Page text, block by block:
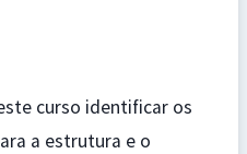
curso identificar os
a estrutura e o